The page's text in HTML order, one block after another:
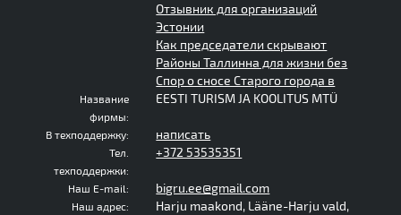
Отзывник для организаций
Эстонии
Как председатели скрывают
Районы Таллинна для жизни без
Спор о сносе Старого города в
Название
фирмы:
EESTI TURISM JA KOOLITUS MTÜ
В техподдержку: написать
Тел.
техподдержки:
+372 53535351
Наш E-mail: bigru.ee@gmail.com
Наш адрес:
Harju maakond, Lääne-Harju vald,